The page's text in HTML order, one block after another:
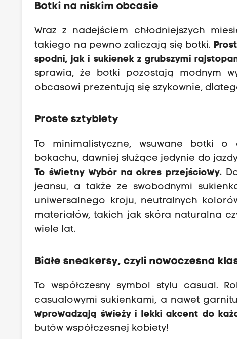
Botki na niskim obcasie
Wraz z nadejściem chłodniejszych
takiego na pewno zaliczają się botki.
spodni, jak i sukienek z grubszymi
sprawia, że botki pozostają modnym
obcasowi prezentują się szykownie,
Proste sztyblety
To minimalistyczne, wsuwane botki o
bokachu, dawniej służące jedynie do
To świetny wybór na okres przejściowy.
jeansu, a także ze swobodnymi
uniwersalnego kroju, neutralnych
materiałów, takich jak skóra naturalna
wiele lat.
Białe sneakersy, czyli nowoczesna
To współczesny symbol stylu casual.
casualowymi sukienkami, a nawet
wprowadzają świeży i lekki akcent do
butów współczesnej kobiety!